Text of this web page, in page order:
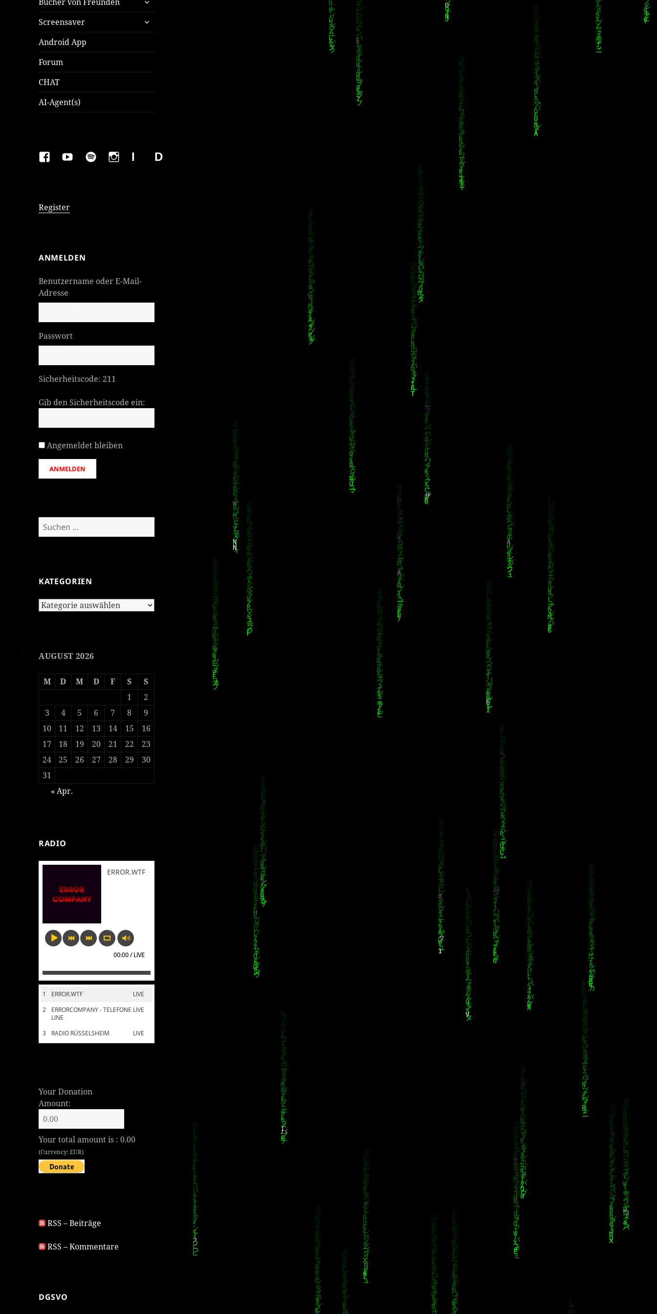
öffnen
Screensaver
untermenü
öffnen
Android App
Forum
CHAT
AI-Agent(s)
FAKEBOOK
YOUTUBESPOTIFYINSTAGRAM
IMPRESSUMDatenschutzerklärung
Register
ANMELDEN
Benutzername oder E-Mail-
Adresse
Passwort
Sicherheitscode: 211
Gib den Sicherheitscode ein:
Angemeldet bleiben
ANMELDEN
Suchen
nach:
KATEGORIEN
Kategorien
AUGUST 2026
M D M D F S
S
1
2
3
4 5 6 7 8
9
10
11 12 13 14 15
16
17
18 19 20 21 22
23
24
25 26 27 28 29
30
31
« Apr.
RADIO
ERROR.WTF
00:00 / LIVE
1 LIVE
ERROR.WTF
2
LIVE
ERRORCOMPANY - TELEFONE
LINE
3
LIVE
RADIO RÜSSELSHEIM
Your Donation
Amount:
Your total amount is :0.00
(Currency: EUR)
RSS – Beiträge
RSS – Kommentare
DGSVO